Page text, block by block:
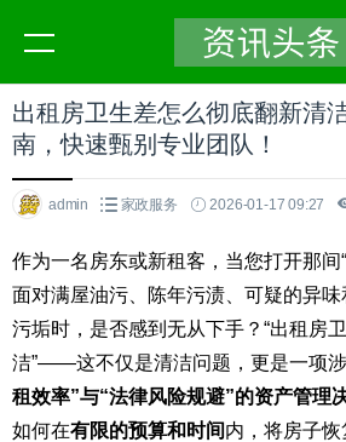
出租房卫生差怎么彻底翻新清
南，快速甄别专业团队！
admin 家政服务 2026-01-17 09:27
作为一名房东或新租客，当您打开那间
面对满屋油污、陈年污渍、可疑的异
污垢时，是否感到无从下手？“出租房
洁”——这不仅是清洁问题，更是一项
租效率”与“法律风险规避”的资产管理
如何在有限的预算和时间内，将房子